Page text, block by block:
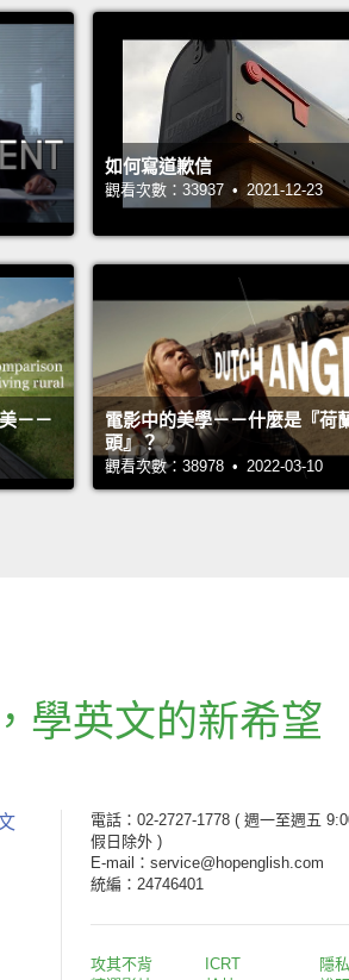
如何寫道歉信
觀看次數：33937 • 2021-12-23
－－
電影中的美學－－什麼是『荷
頭』？
觀看次數：38978 • 2022-03-10
， 學英文的新希望
電話：02-2727-1778 ( 週一至週五
假日除外 )
E-mail：service@hopenglish.com
統編：24746401
攻其不背
ICRT
隱